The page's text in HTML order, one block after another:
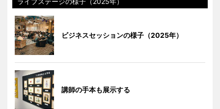
ビジネスセッションの様子（2025年）
講師の手本も展示する